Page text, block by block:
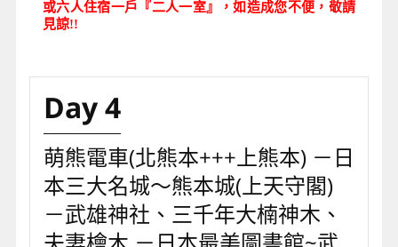
重建，充分的表現出日本桃山時期華麗豪放建築樣式
的特徵。志賀社太宰府天滿皇宮、北野天滿宮及防府
選、新日本樣式百選等盛名。
【來去鄉下住一晚】
定行程東京、大阪、京都等等，偶爾也想走入純樸小
鄉鎮，體驗道地的日本人情味。今日可以悠閒的起床
後享受主人家貼心製作的日式早餐，後我們特別安排
在農家DIY 體驗當地農家野菜收穫、自家點心製作、
竹碗製作、自製麵包或是蕎麥麵等各式農家體驗！每
戶家庭就如同要接待遠地來訪的親戚一樣，歡迎您與